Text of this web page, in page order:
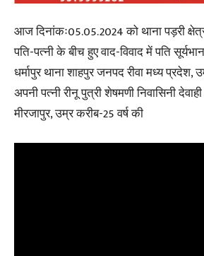
आज दिनांकः05.05.2024 को थाना पड़री
पति-पत्नी के बीच हुए वाद-विवाद में पति
धर्मापुर थाना शाहपुर जनपद रीवा मध्य प्रदेश,
अपनी पत्नी रीनू पुत्री शेषमणी निवासिनी
मीरजापुर, उम्र करीब-25 वर्ष की